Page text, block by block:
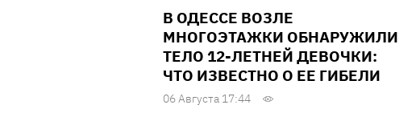
В ОДЕССЕ ВОЗЛЕ
МНОГОЭТАЖКИ ОБНАРУЖИЛИ
ТЕЛО 12-ЛЕТНЕЙ ДЕВОЧКИ:
ЧТО ИЗВЕСТНО О ЕЕ ГИБЕЛИ
06 Августа 17:44